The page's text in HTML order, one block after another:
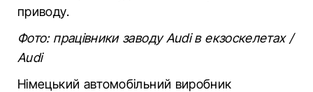
приводу.
Фото: працівники заводу Audi в екзоскелетах /
Audi
Німецький автомобільний виробник